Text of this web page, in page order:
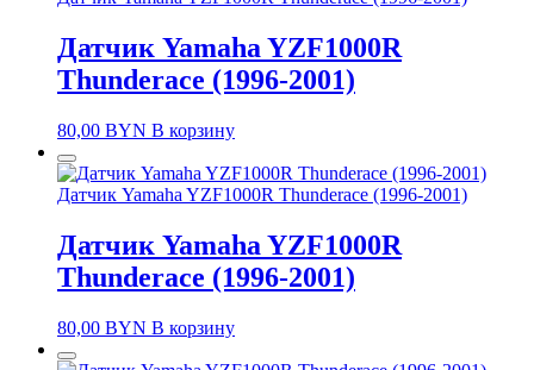
Датчик Yamaha YZF1000R
Thunderace (1996-2001)
80,00 BYN В корзину
Датчик Yamaha YZF1000R Thunderace (1996-2001)
Датчик Yamaha YZF1000R
Thunderace (1996-2001)
80,00 BYN В корзину